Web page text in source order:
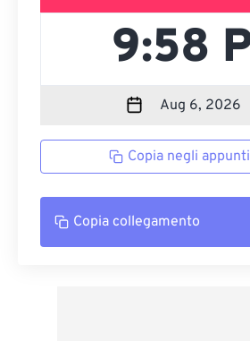
Copia negli appunti
Copia collegamento